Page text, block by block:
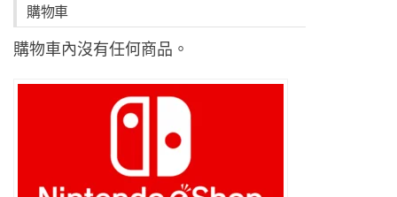
購物車
購物車內沒有任何商品。